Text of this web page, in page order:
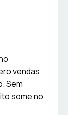
vendas.
Sem
some no